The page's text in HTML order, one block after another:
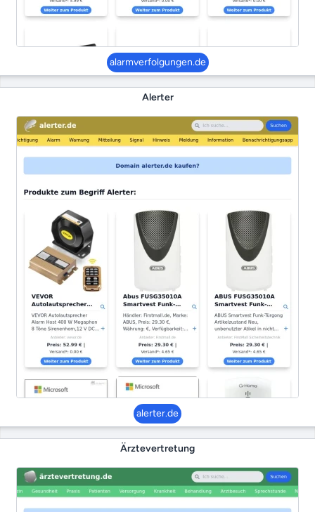
alarmverfolgungen.de
Alerter
alerter.de
Ärztevertretung